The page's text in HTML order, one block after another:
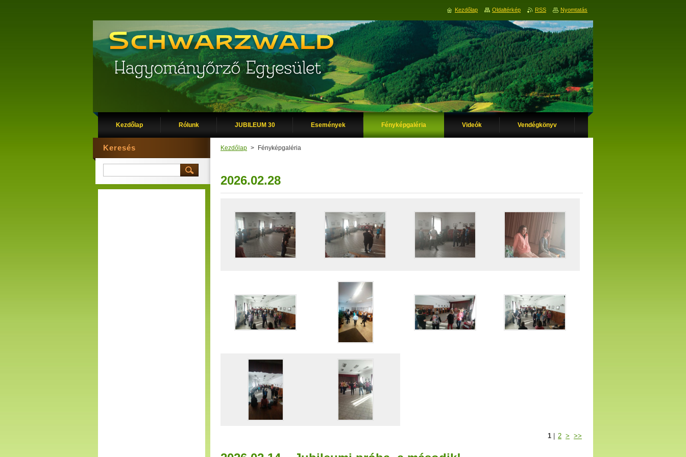
Kezdőlap Rólunk JUBILEUM 30 Események Fényképgaléria Videók Vendégkönyv
Kezdőlap > Fényképgaléria
2026.02.28
1 2 > >>
Keresés
Kezdőlap Oldaltérkép RSS Nyomtatás